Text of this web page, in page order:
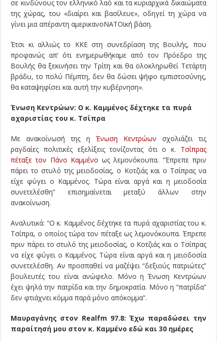
σε κινδύνους τον ελληνικό λαό και τα κυριαρχικά δικαιώματα
της χώρας, του «διαίρει και βασίλευε», οδηγεί τη χώρα να
γίνει μια απέραντη αμερικανοΝΑΤΟϊκή βάση.
Έτσι κι αλλιώς το ΚΚΕ στη συνεδρίαση της Βουλής, που
προφανώς απ’ ότι ενημερωθήκαμε από τον Πρόεδρο της
Βουλής θα ξεκινήσει την Τρίτη και θα ολοκληρωθεί Τετάρτη
βράδυ, το πολύ Πέμπτη, δεν θα δώσει ψήφο εμπιστοσύνης,
θα καταψηφίσει και αυτή την κυβέρνηση».
Ένωση Κεντρώων: Ο κ. Καμμένος δέχτηκε τα πυρά
αχαριστίας του κ. Τσίπρα
Με ανακοίνωσή της η Ένωση Κεντρώων σχολιάζει τις
ραγδαίες πολιτικές εξελίξεις τονίζοντας ότι ο κ. Τσίπρας
πέταξε τον Πάνο Καμμένοως λεμονόκουπα. “Έπρεπε πριν
πάρει το στυλό της μειοδοσίας, ο Κοτζιάς και ο Τσίπρας να
είχε φύγει ο Καμμένος. Τώρα είναι αργά και η μειοδοσία
συνετελέσθη” επισημαίνεται μεταξύ άλλων στην
ανακοίνωση.
Αναλυτικά: “Ο κ. Καμμένος δέχτηκε τα πυρά αχαριστίας του κ.
Τσίπρα, ο οποίος τώρα τον πέταξε ως λεμονόκουπα. Έπρεπε
πριν πάρει το στυλό της μειοδοσίας, ο Κοτζιάς και ο Τσίπρας
να είχε φύγει ο Καμμένος. Τώρα είναι αργά και η μειοδοσία
συνετελέσθη. Αν προσπαθεί να μαζέψει “δεξιούς πατριώτες”
βουλευτές του είναι ανώφελο. Μόνο η Ένωση Κεντρώων
έχει ψηλά την πατρίδα και την δημοκρατία. Μόνο η “πατρίδα”
δεν φτιάχνει κόμμα παρά μόνο απόκομμα”.
Μαυραγάνης στον Realfm 97.8: Έχω παραδώσει την
παραίτησή μου στον κ. Καμμένο εδώ και 30 ημέρες